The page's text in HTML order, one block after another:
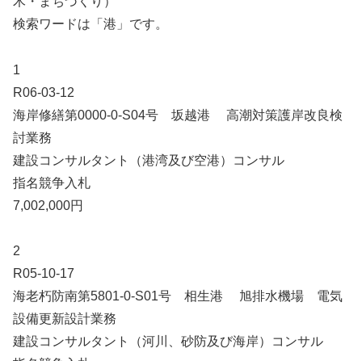
検索ワードは「港」です。
1
R06-03-12
海岸修繕第0000-0-S04号 坂越港 高潮対策護岸改良検
討業務
建設コンサルタント（港湾及び空港）コンサル
指名競争入札
7,002,000円
2
R05-10-17
海老朽防南第5801-0-S01号 相生港 旭排水機場 電気
設備更新設計業務
建設コンサルタント（河川、砂防及び海岸）コンサル